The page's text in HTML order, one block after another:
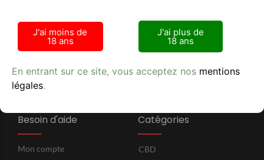
+33 (0) 6 75 99 30 78
SIRET 524 022 563 R.C.S. Nimes
Besoin d'aide
Mon compte
Catégories
CBD
J'ai moins de
18 ans
J'ai plus de
18 ans
En entrant sur ce site, vous acceptez nos mentions
légales.